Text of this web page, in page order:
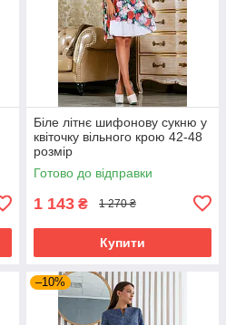
Біле літнє шифонову сукню у
квіточку вільного крою 42-48
розмір
Готово до відправки
1 143 ₴ 1 270 ₴
Купити
–10%